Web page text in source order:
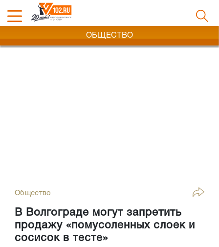
ОБЩЕСТВО
Общество
В Волгограде могут запретить
продажу «помусоленных слоек и
сосисок в тесте»